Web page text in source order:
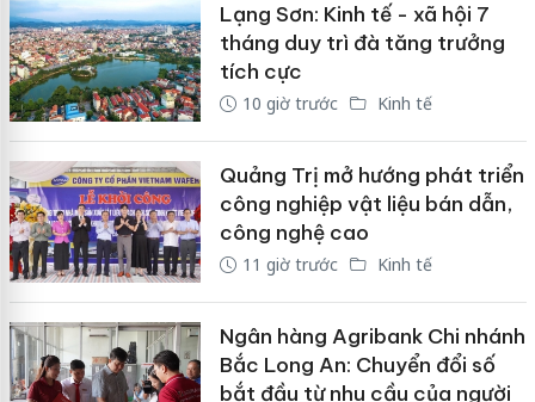
Lạng Sơn: Kinh tế - xã hội 7
tháng duy trì đà tăng trưởng
tích cực
10 giờ trước Kinh tế
Quảng Trị mở hướng phát triển
công nghiệp vật liệu bán dẫn,
công nghệ cao
11 giờ trước Kinh tế
Ngân hàng Agribank Chi nhánh
Bắc Long An: Chuyển đổi số
bắt đầu từ nhu cầu của người